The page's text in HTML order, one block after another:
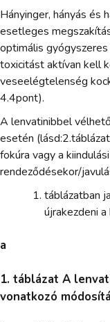
Hányinger, hányás és
esetleges
optimális
toxicitást aktívan kell
veseelégtelenség
4.4pont).
A lenvatinibbel
esetén
fokúra vagy a
rendeződésekor/
táblázatban
újrakezdeni
a
1. táblázat A
vonatkozó